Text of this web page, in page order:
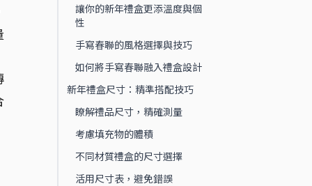
讓你的新年禮盒更添溫度與個
性
手寫春聯的風格選擇與技巧
如何將手寫春聯融入禮盒設計
新年禮盒尺寸：精準搭配技巧
瞭解禮品尺寸，精確測量
考慮填充物的體積
不同材質禮盒的尺寸選擇
活用尺寸表，避免錯誤